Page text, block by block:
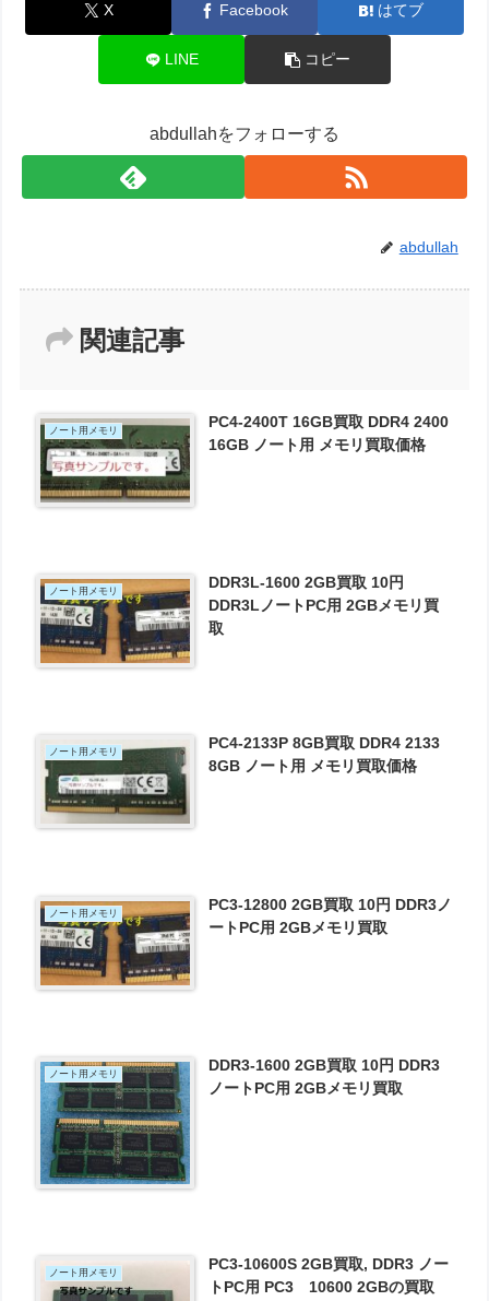
X Facebook はてブ
LINE コピー
abdullahをフォローする
abdullah
関連記事
ノート用メモリ
PC4-2400T 16GB買取 DDR4 2400
16GB ノート用 メモリ買取価格
ノート用メモリ
DDR3L-1600 2GB買取 10円
DDR3LノートPC用 2GBメモリ買
取
ノート用メモリ
PC4-2133P 8GB買取 DDR4 2133
8GB ノート用 メモリ買取価格
ノート用メモリ
PC3-12800 2GB買取 10円 DDR3ノ
ートPC用 2GBメモリ買取
ノート用メモリ
DDR3-1600 2GB買取 10円 DDR3
ノートPC用 2GBメモリ買取
ノート用メモリ
PC3-10600S 2GB買取, DDR3 ノー
トPC用 PC3 10600 2GBの買取